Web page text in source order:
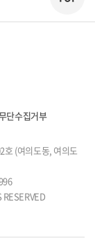
단수집거부
호 (여의도동, 여의도